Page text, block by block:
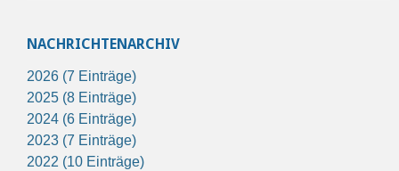
NACHRICHTENARCHIV
2026 (7 Einträge)
2025 (8 Einträge)
2024 (6 Einträge)
2023 (7 Einträge)
2022 (10 Einträge)